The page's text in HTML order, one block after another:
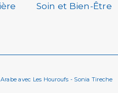
Soin et Bien-Être
avec Les Houroufs - Sonia Tireche